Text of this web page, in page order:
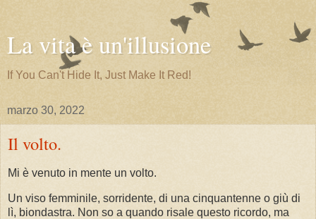
La vita è un'illusione
If You Can't Hide It, Just Make It Red!
marzo 30, 2022
Il volto.
Mi è venuto in mente un volto.
Un viso femminile, sorridente, di una cinquantenne o giù di
lì, biondastra. Non so a quando risale questo ricordo, ma